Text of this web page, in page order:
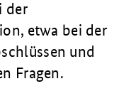
der
etwa bei der
und
Fragen.